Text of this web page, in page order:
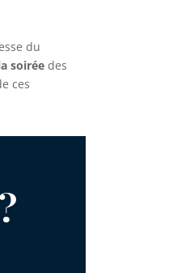
du
soirée des
ces